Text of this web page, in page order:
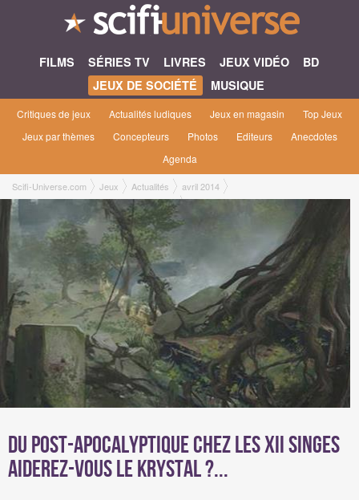
FILMS SÉRIES TV LIVRES JEUX VIDÉO
BD
JEUX DE SOCIÉTÉ
MUSIQUE
Critiques de jeux Actualités ludiques Jeux en magasin
Top Jeux
Jeux par thèmes
Concepteurs Photos Editeurs
Anecdotes
Agenda
Scifi-Universe.com Jeux Actualités
avril 2014
Du post-apocalyptique chez les XII Singes
Du post-apocalyptique chez les XII Singes
Aiderez-vous le Krystal ?...